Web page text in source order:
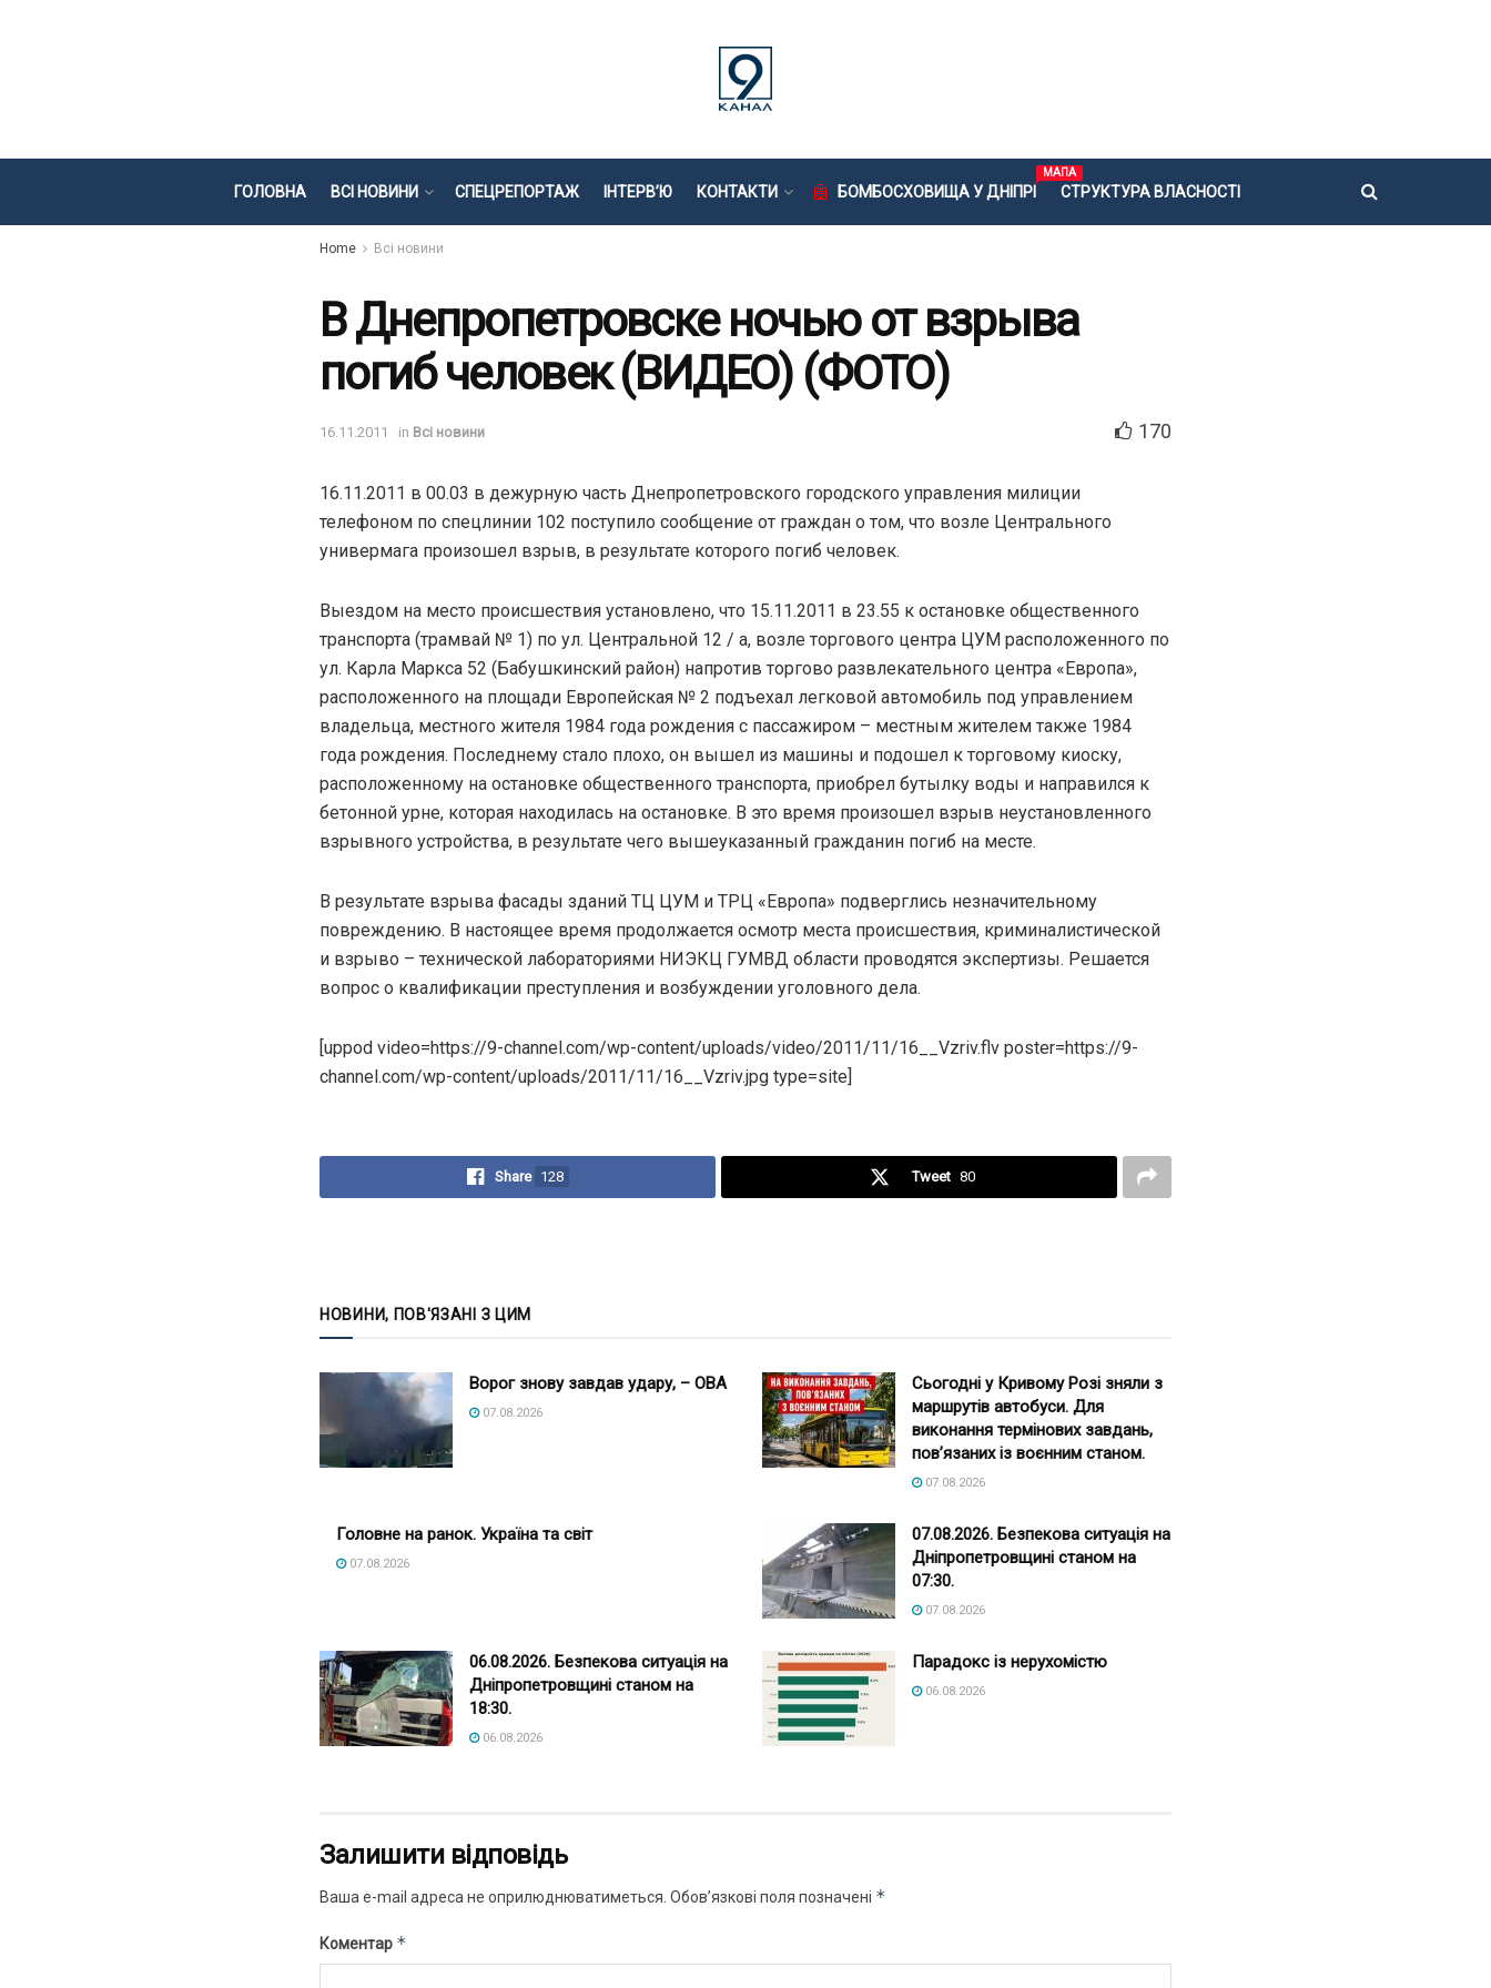
ГОЛОВНА ВСІ НОВИНИ СПЕЦРЕПОРТАЖ ІНТЕРВ’Ю КОНТАКТИ БОМБОСХОВИЩА У ДНІПРІ
МАПА
СТРУКТУРА ВЛАСНОСТІ
Home Всі новини
В Днепропетровске ночью от взрыва
погиб человек (ВИДЕО) (ФОТО)
16.11.2011 in Всі новини 170
16.11.2011 в 00.03 в дежурную часть Днепропетровского городского управления милиции
телефоном по спецлинии 102 поступило сообщение от граждан о том, что возле Центрального
универмага произошел взрыв, в результате которого погиб человек.
Выездом на место происшествия установлено, что 15.11.2011 в 23.55 к остановке общественного
транспорта (трамвай № 1) по ул. Центральной 12 / а, возле торгового центра ЦУМ расположенного по
ул. Карла Маркса 52 (Бабушкинский район) напротив торгово развлекательного центра «Европа»,
расположенного на площади Европейская № 2 подъехал легковой автомобиль под управлением
владельца, местного жителя 1984 года рождения с пассажиром – местным жителем также 1984
года рождения. Последнему стало плохо, он вышел из машины и подошел к торговому киоску,
расположенному на остановке общественного транспорта, приобрел бутылку воды и направился к
бетонной урне, которая находилась на остановке. В это время произошел взрыв неустановленного
взрывного устройства, в результате чего вышеуказанный гражданин погиб на месте.
В результате взрыва фасады зданий ТЦ ЦУМ и ТРЦ «Европа» подверглись незначительному
повреждению. В настоящее время продолжается осмотр места происшествия, криминалистической
и взрыво – технической лабораториями НИЭКЦ ГУМВД области проводятся экспертизы. Решается
вопрос о квалификации преступления и возбуждении уголовного дела.
[uppod video=https://9-channel.com/wp-content/uploads/video/2011/11/16__Vzriv.flv poster=https://9-
channel.com/wp-content/uploads/2011/11/16__Vzriv.jpg type=site]
Share 128 Tweet 80
НОВИНИ, ПОВ'ЯЗАНІ З ЦИМ
Ворог знову завдав удару, – ОВА
07.08.2026
Сьогодні у Кривому Розі зняли з
маршрутів автобуси. Для
виконання термінових завдань,
пов’язаних із воєнним станом.
07.08.2026
Головне на ранок. Україна та світ
07.08.2026
07.08.2026. Безпекова ситуація на
Дніпропетровщині станом на
07:30.
07.08.2026
06.08.2026. Безпекова ситуація на
Дніпропетровщині станом на
18:30.
06.08.2026
Парадокс із нерухомістю
06.08.2026
Залишити відповідь
Ваша e-mail адреса не оприлюднюватиметься. Обов’язкові поля позначені *
Коментар *